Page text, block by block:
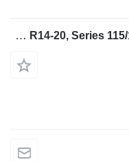
R14-20, Series 115/115-C لـ Linde R14-20, Series 115/115-C